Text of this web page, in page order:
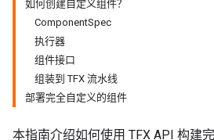
如何创建自定义组件？
ComponentSpec
执行器
组件接口
组装到 TFX 流水线
部署完全自定义的组件
本指南介绍如何使用 TFX API 构建